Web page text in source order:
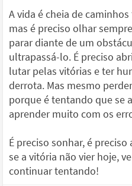
A vida é cheia de
mas é preciso olhar
parar diante de um
ultrapassá-lo. É preciso
lutar pelas vitórias e ter
derrota. Mas mesmo
porque é tentando que se
aprender muito com os
É preciso sonhar, é
se a vitória não vier hoje,
continuar tentando!